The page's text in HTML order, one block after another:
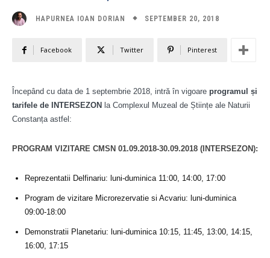
HAPURNEA IOAN DORIAN SEPTEMBER 20, 2018
Facebook Twitter Pinterest
Începând cu data de 1 septembrie 2018, intră în vigoare programul și
tarifele de INTERSEZON la Complexul Muzeal de Științe ale Naturii
Constanța astfel:
PROGRAM VIZITARE CMSN 01.09.2018-30.09.2018 (INTERSEZON):
Reprezentatii Delfinariu: luni-duminica 11:00, 14:00, 17:00
Program de vizitare Microrezervatie si Acvariu: luni-duminica
09:00-18:00
Demonstratii Planetariu: luni-duminica 10:15, 11:45, 13:00, 14:15,
16:00, 17:15